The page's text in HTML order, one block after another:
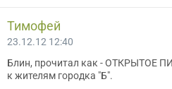
Тимофей
23.12.12 12:40
Блин, прочитал как - ОТКРЫТОЕ
к жителям городка "Б".